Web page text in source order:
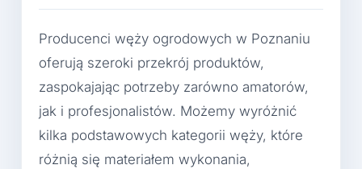
Producenci węży ogrodowych w Poznaniu
oferują szeroki przekrój produktów,
zaspokajając potrzeby zarówno amatorów,
jak i profesjonalistów. Możemy wyróżnić
kilka podstawowych kategorii węży, które
różnią się materiałem wykonania,